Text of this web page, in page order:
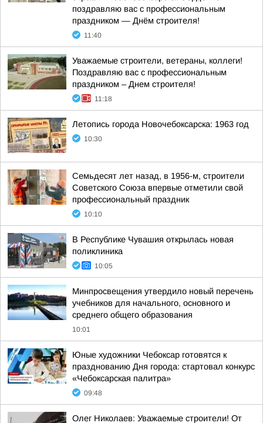
поздравляю вас с профессиональным
праздником — Днём строителя!
11:40
Уважаемые строители, ветераны, коллеги!
Поздравляю вас с профессиональным
праздником – Днем строителя!
11:18
Летопись города Новочебоксарска: 1963 год
10:30
Семьдесят лет назад, в 1956-м, строители
Советского Союза впервые отметили свой
профессиональный праздник
10:10
В Республике Чувашия открылась новая
поликлиника
10:05
Минпросвещения утвердило новый перечень
учебников для начального, основного и
среднего общего образования
10:01
Юные художники Чебоксар готовятся к
празднованию Дня города: стартовал конкурс
«Чебоксарская палитра»
09:48
Олег Николаев: Уважаемые строители! От